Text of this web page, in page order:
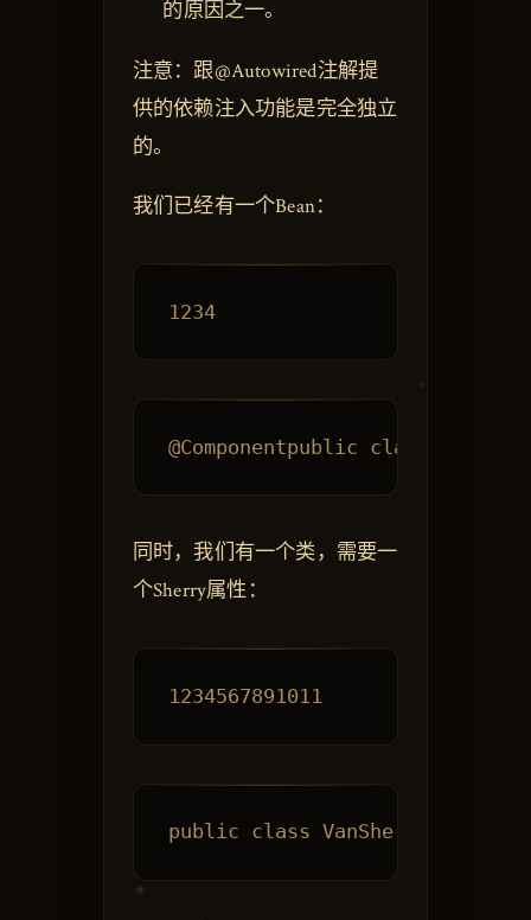
的原因之一。
注意：跟@Autowired注解提
供的依赖注入功能是完全独立
的。
我们已经有一个Bean：
1234
同时，我们有一个类，需要一
个Sherry属性：